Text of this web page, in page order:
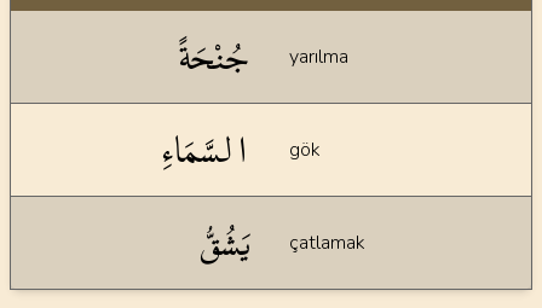
جُنْحَةً yarılma
السَّمَاءِ gök
يَشُقُّ çatlamak